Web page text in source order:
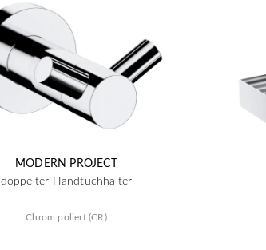
MODERN PROJECT
doppelter Handtuchhalter
Chrom poliert (CR)